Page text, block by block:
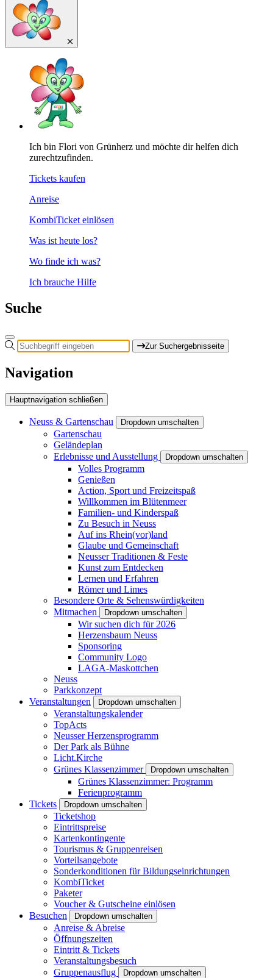
Ich bin Flori von Grünherz und möchte dir helfen dich
zurechtzufinden.
Tickets kaufen
Anreise
KombiTicket einlösen
Was ist heute los?
Wo finde ich was?
Ich brauche Hilfe
Suche
Zur Suchergebnisseite
Navigation
Hauptnavigation schließen
Neuss & Gartenschau Dropdown umschalten
Gartenschau
Geländeplan
Erlebnisse und Ausstellung
Dropdown umschalten
Volles Programm
Genießen
Action, Sport und Freizeitspaß
Willkommen im Blütenmeer
Familien- und Kinderspaß
Zu Besuch in Neuss
Auf ins Rhein(vor)land
Glaube und Gemeinschaft
Neusser Traditionen & Feste
Kunst zum Entdecken
Lernen und Erfahren
Römer und Limes
Besondere Orte & Sehenswürdigkeiten
Mitmachen
Dropdown umschalten
Wir suchen dich für 2026
Herzensbaum Neuss
Sponsoring
Community Logo
LAGA-Maskottchen
Neuss
Parkkonzept
Veranstaltungen
Dropdown umschalten
Veranstaltungskalender
TopActs
Neusser Herzensprogramm
Der Park als Bühne
Licht.Kirche
Grünes Klassenzimmer
Dropdown umschalten
Grünes Klassenzimmer: Programm
Ferienprogramm
Tickets
Dropdown umschalten
Ticketshop
Eintrittspreise
Kartenkontingente
Tourismus & Gruppenreisen
Vorteilsangebote
Sonderkonditionen für Bildungseinrichtungen
KombiTicket
Paketer
Voucher & Gutscheine einlösen
Besuchen
Dropdown umschalten
Anreise & Abreise
Öffnungszeiten
Eintritt & Tickets
Veranstaltungsbesuch
Gruppenausflug
Dropdown umschalten